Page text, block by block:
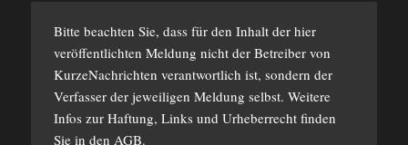
Bitte beachten Sie, dass für den Inhalt der hier
veröffentlichten Meldung nicht der Betreiber von
KurzeNachrichten verantwortlich ist, sondern der
Verfasser der jeweiligen Meldung selbst. Weitere
Infos zur Haftung, Links und Urheberrecht finden
Sie in den AGB.